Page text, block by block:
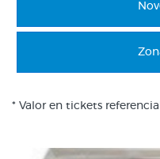
* Valor en tickets referencial